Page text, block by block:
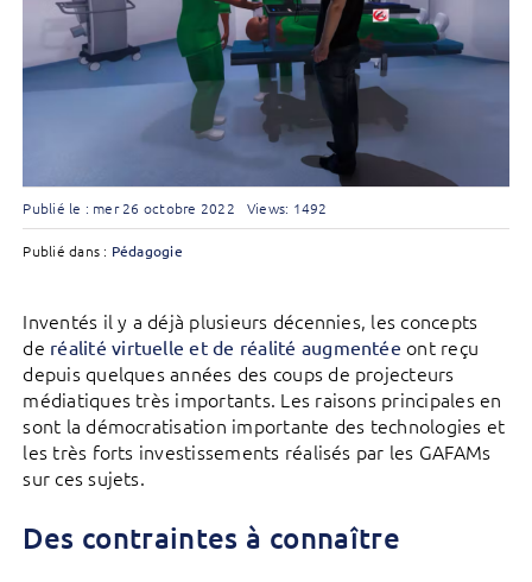
Publié le : mer 26 octobre 2022 Views: 1492
Publié dans : Pédagogie
Inventés il y a déjà plusieurs décennies, les concepts
de réalité virtuelle et de réalité augmentée ont reçu
depuis quelques années des coups de projecteurs
médiatiques très importants. Les raisons principales en
sont la démocratisation importante des technologies et
les très forts investissements réalisés par les GAFAMs
sur ces sujets.
Des contraintes à connaître